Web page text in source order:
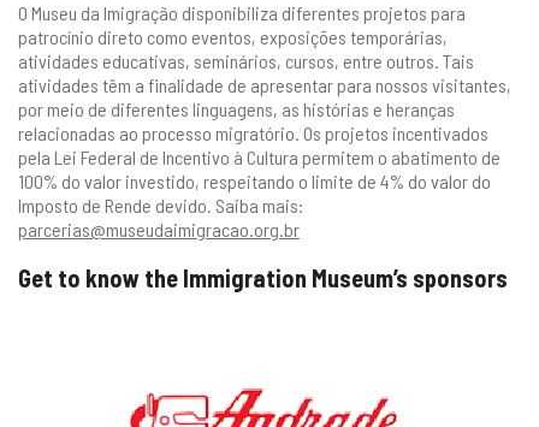
O Museu da Imigração disponibiliza diferentes projetos para
patrocínio direto como eventos, exposições temporárias,
atividades educativas, seminários, cursos, entre outros. Tais
atividades têm a finalidade de apresentar para nossos visitantes,
por meio de diferentes linguagens, as histórias e heranças
relacionadas ao processo migratório. Os projetos incentivados
pela Lei Federal de Incentivo à Cultura permitem o abatimento de
100% do valor investido, respeitando o limite de 4% do valor do
Imposto de Rende devido. Saiba mais:
parcerias@museudaimigracao.org.br
Get to know the Immigration Museum’s sponsors